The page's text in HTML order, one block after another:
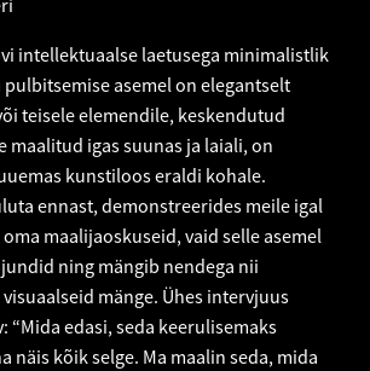
intellektuaalse laetusega minimalistlik
pulbitsemise asemel on elegantselt
teisele elemendile, keskendutud
maalitud igas suunas ja laiali, on
kunstiloos eraldi kohale.
ennast, demonstreerides meile igal
maalijaoskuseid, vaid selle asemel
ning mängib nendega nii
mänge. Ühes intervjuus
“Mida edasi, seda keerulisemaks
näis kõik selge. Ma maalin seda, mida